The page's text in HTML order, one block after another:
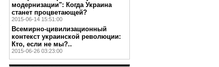
модернизации": Когда Украина
станет процветающей?
2015-06-14 15:51:00
Всемирно-цивилизационный
контекст украинской революции:
Кто, если не мы?..
2015-06-26 03:23:00